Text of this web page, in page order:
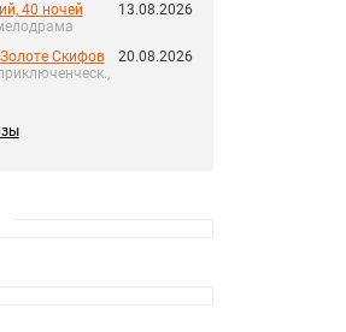
40 ночей
13.08.2026
Скифов
20.08.2026